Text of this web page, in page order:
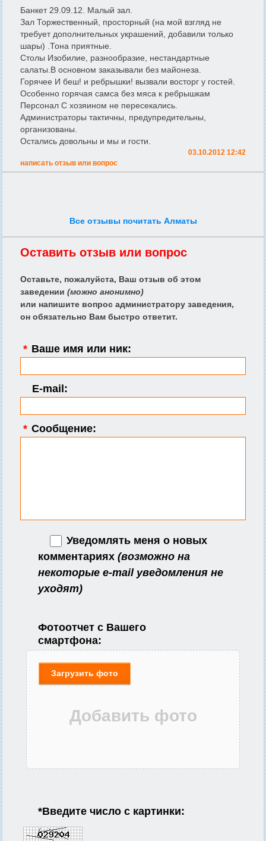
Банкет 29.09.12. Малый зал.
Зал Торжественный, просторный (на мой взгляд не
требует дополнительных украшений, добавили только
шары) .Тона приятные.
Столы Изобилие, разнообразие, нестандартные
салаты.В основном заказывали без майонеза.
Горячее И беш! и ребрышки! вызвали восторг у гостей.
Особенно горячая самса без мяса к ребрышкам
Персонал С хозяином не пересекались.
Администраторы тактичны, предупредительны,
организованы.
Остались довольны и мы и гости.
03.10.2012 12:42
написать отзыв или вопрос
Все отзывы почитать Алматы
Оставить отзыв или вопрос
Оставьте, пожалуйста, Ваш отзыв об этом
заведении (можно анонимно)
или напишите вопрос администратору заведения,
он обязательно Вам быстро ответит.
* Ваше имя или ник:
E-mail:
* Сообщение:
Уведомлять меня о новых
комментариях (возможно на
некоторые e-mail уведомления не
уходят)
Фотоотчет с Вашего
смартфона:
Загрузить фото
*Введите число с картинки: